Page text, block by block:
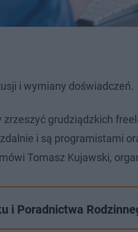
i wymiany doświadczeń.
zrzeszyć grudziądzkich
i są programistami
Tomasz Kujawski,
i Poradnictwa